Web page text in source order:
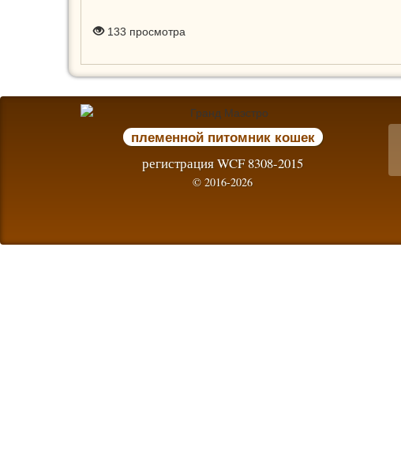
133 просмотра
племенной питомник кошек
регистрация WCF 8308-2015
© 2016-2026